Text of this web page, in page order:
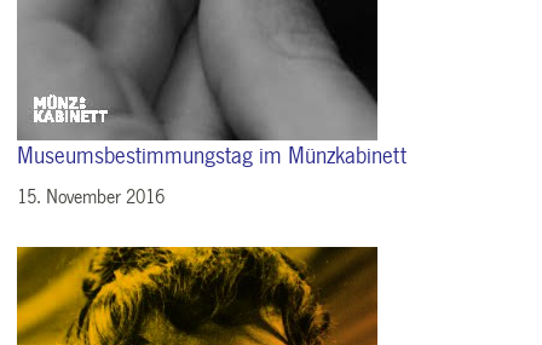
Museumsbestimmungstag im Münzkabinett
15. November 2016